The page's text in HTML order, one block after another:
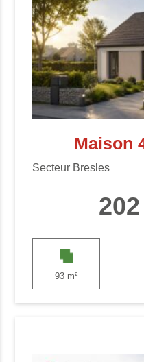
Maison
Secteur Bresles
93 m²